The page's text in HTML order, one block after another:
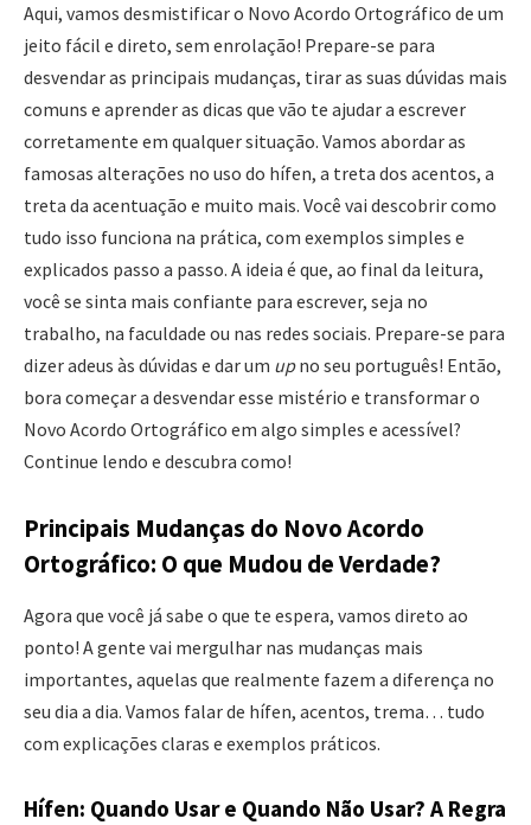
Aqui, vamos desmistificar o Novo Acordo Ortográfico de um
jeito fácil e direto, sem enrolação! Prepare-se para
desvendar as principais mudanças, tirar as suas dúvidas mais
comuns e aprender as dicas que vão te ajudar a escrever
corretamente em qualquer situação. Vamos abordar as
famosas alterações no uso do hífen, a treta dos acentos, a
treta da acentuação e muito mais. Você vai descobrir como
tudo isso funciona na prática, com exemplos simples e
explicados passo a passo. A ideia é que, ao final da leitura,
você se sinta mais confiante para escrever, seja no
trabalho, na faculdade ou nas redes sociais. Prepare-se para
dizer adeus às dúvidas e dar um upno seu português! Então,
bora começar a desvendar esse mistério e transformar o
Novo Acordo Ortográfico em algo simples e acessível?
Continue lendo e descubra como!
Principais Mudanças do Novo Acordo
Ortográfico: O que Mudou de Verdade?
Agora que você já sabe o que te espera, vamos direto ao
ponto! A gente vai mergulhar nas mudanças mais
importantes, aquelas que realmente fazem a diferença no
seu dia a dia. Vamos falar de hífen, acentos, trema… tudo
com explicações claras e exemplos práticos.
Hífen: Quando Usar e Quando Não Usar? A Regra